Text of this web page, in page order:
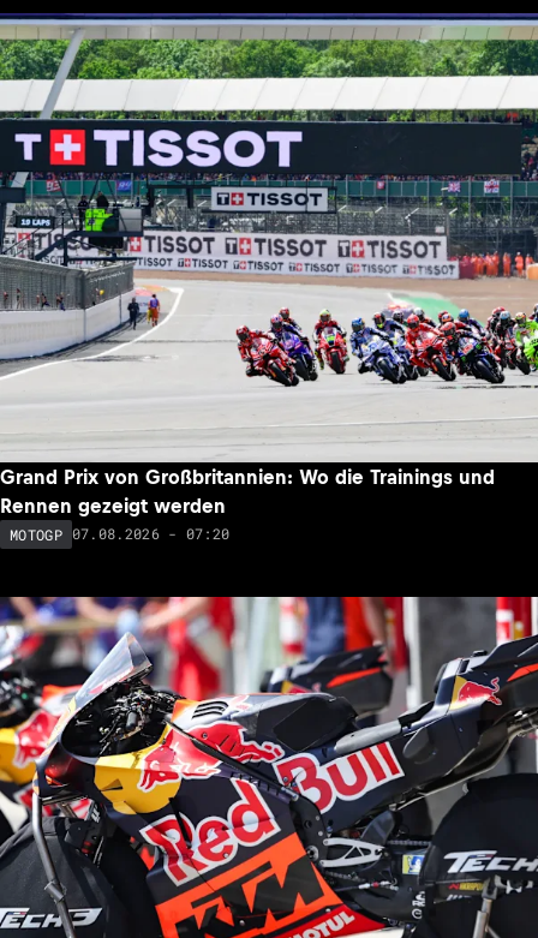
Grand Prix von Großbritannien: Wo die Trainings und
Rennen gezeigt werden
MOTOGP 07.08.2026 - 07:20